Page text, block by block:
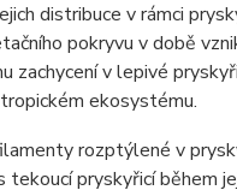
distribuce v rámci
pokryvu v době
zachycení v lepivé
ekosystému.
rozptýlené v
pryskyřicí během